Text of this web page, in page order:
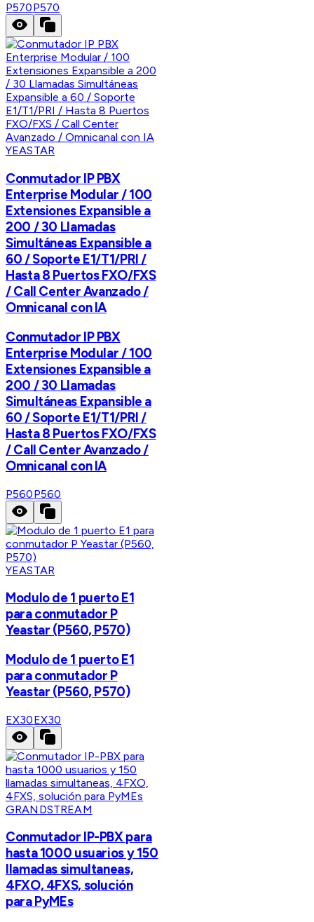
P570P570
YEASTAR
Conmutador IP PBX
Enterprise Modular / 100
Extensiones Expansible a
200 / 30 Llamadas
Simultáneas Expansible a
60 / Soporte E1/T1/PRI /
Hasta 8 Puertos FXO/FXS
/ Call Center Avanzado /
Omnicanal con IA
Conmutador IP PBX
Enterprise Modular / 100
Extensiones Expansible a
200 / 30 Llamadas
Simultáneas Expansible a
60 / Soporte E1/T1/PRI /
Hasta 8 Puertos FXO/FXS
/ Call Center Avanzado /
Omnicanal con IA
P560P560
YEASTAR
Modulo de 1 puerto E1
para conmutador P
Yeastar (P560, P570)
Modulo de 1 puerto E1
para conmutador P
Yeastar (P560, P570)
EX30EX30
GRANDSTREAM
Conmutador IP-PBX para
hasta 1000 usuarios y 150
llamadas simultaneas,
4FXO, 4FXS, solución
para PyMEs